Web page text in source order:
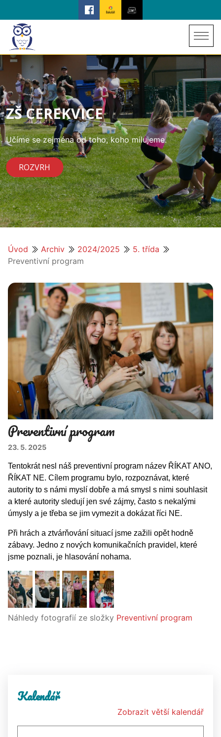
ZŠ CEREKVICE
Učíme se zejména od toho, koho milujeme.
ROZVRH
Úvod Archiv 2024/2025
5. třída
Preventivní program
Preventivní program
23. 5. 2025
Tentokrát nesl náš preventivní program název ŘÍKAT ANO,
ŘÍKAT NE. Cílem programu bylo, rozpoznávat, které
autority to s námi myslí dobře a má smysl s nimi souhlasit
a které autority sledují jen své zájmy, často s nekalými
úmysly a je třeba se jim vymezit a dokázat říci NE.
Při hrách a ztvárňování situací jsme zažili opět hodně
zábavy. Jedno z nových komunikačních pravidel, které
jsme poznali, je hlasování nohama.
Náhledy fotografií ze složky Preventivní program
Kalendář
Zobrazit větší kalendář